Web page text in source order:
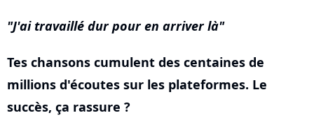
J'ai travaillé dur pour en arriver là
Tes chansons cumulent des centaines de
millions d'écoutes sur les plateformes. Le
succès, ça rassure ?